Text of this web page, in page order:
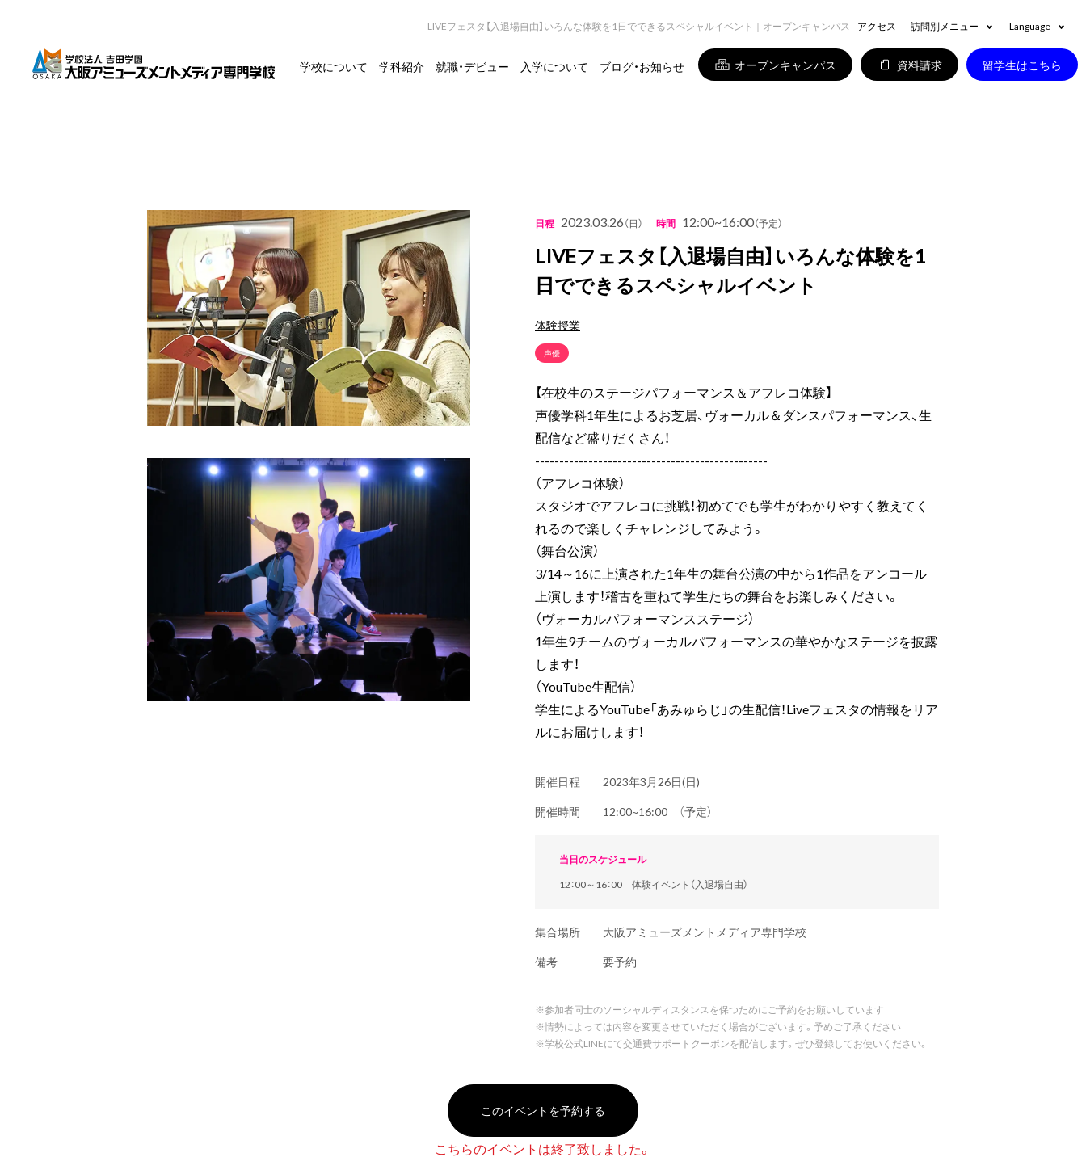
アクセス 訪問別メニュー Language
学校について 学科紹介 就職・デビュー 入学について ブログ・お知らせ オープンキャンパス 資料請求 留学生はこちら
LIVEフェスタ【入退場自由】いろんな体験を1日でできるスペシャルイベント｜オープンキャンパス
日程 2023.03.26（日） 時間 12:00~16:00（予定）
LIVEフェスタ【入退場自由】いろんな体験を1
日でできるスペシャルイベント
体験授業
声優
【在校生のステージパフォーマンス＆アフレコ体験】
声優学科1年生によるお芝居、ヴォーカル＆ダンスパフォーマンス、生
配信など盛りだくさん！
------------------------------------------------
（アフレコ体験）
スタジオでアフレコに挑戦！初めてでも学生がわかりやすく教えてく
れるので楽しくチャレンジしてみよう。
（舞台公演）
3/14～16に上演された1年生の舞台公演の中から1作品をアンコール
上演します！稽古を重ねて学生たちの舞台をお楽しみください。
（ヴォーカルパフォーマンスステージ）
1年生9チームのヴォーカルパフォーマンスの華やかなステージを披露
します！
（YouTube生配信）
学生によるYouTube「あみゅらじ」の生配信！Liveフェスタの情報をリア
ルにお届けします！
開催日程
2023年3月26日(日)
開催時間
12:00~16:00 （予定）
当日のスケジュール
12：00～16：00 体験イベント（入退場自由）
集合場所
大阪アミューズメントメディア専門学校
備考
要予約
※参加者同士のソーシャルディスタンスを保つためにご予約をお願いしています
※情勢によっては内容を変更させていただく場合がございます。予めご了承ください
※学校公式LINEにて交通費サポートクーポンを配信します。ぜひ登録してお使いください。
このイベントを予約する
こちらのイベントは終了致しました。